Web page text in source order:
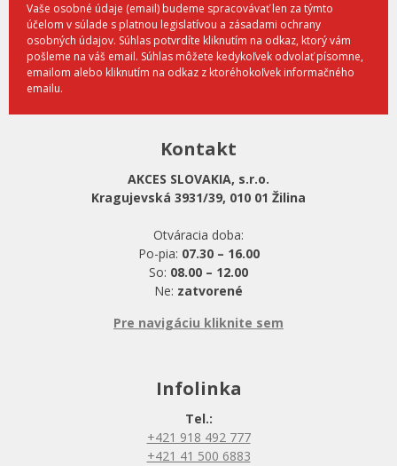
Vaše osobné údaje (email) budeme spracovávať len za týmto
účelom v súlade s platnou legislatívou a zásadami ochrany
osobných údajov. Súhlas potvrdíte kliknutím na odkaz, ktorý vám
pošleme na váš email. Súhlas môžete kedykoľvek odvolať písomne,
emailom alebo kliknutím na odkaz z ktoréhokoľvek informačného
emailu.
Kontakt
AKCES SLOVAKIA, s.r.o.
Kragujevská 3931/39, 010 01 Žilina
Otváracia doba:
Po-pia: 07.30 – 16.00
So: 08.00 – 12.00
Ne: zatvorené
Pre navigáciu kliknite sem
Infolinka
Tel.:
+421 918 492 777
+421 41 500 6883